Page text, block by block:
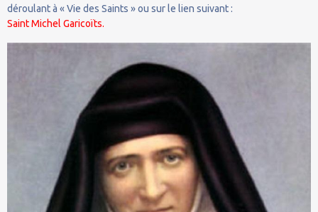
déroulant à « Vie des Saints » ou sur le lien suivant :
Saint Michel Garicoïts.